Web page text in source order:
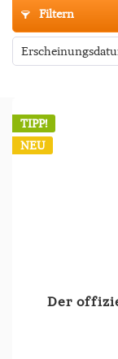
Filtern
TIPP!
NEU
Der